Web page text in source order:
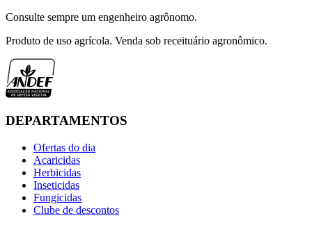
Consulte sempre um engenheiro agrônomo.
Produto de uso agrícola. Venda sob receituário agronômico.
DEPARTAMENTOS
Ofertas do dia
Acaricidas
Herbicidas
Inseticidas
Fungicidas
Clube de descontos